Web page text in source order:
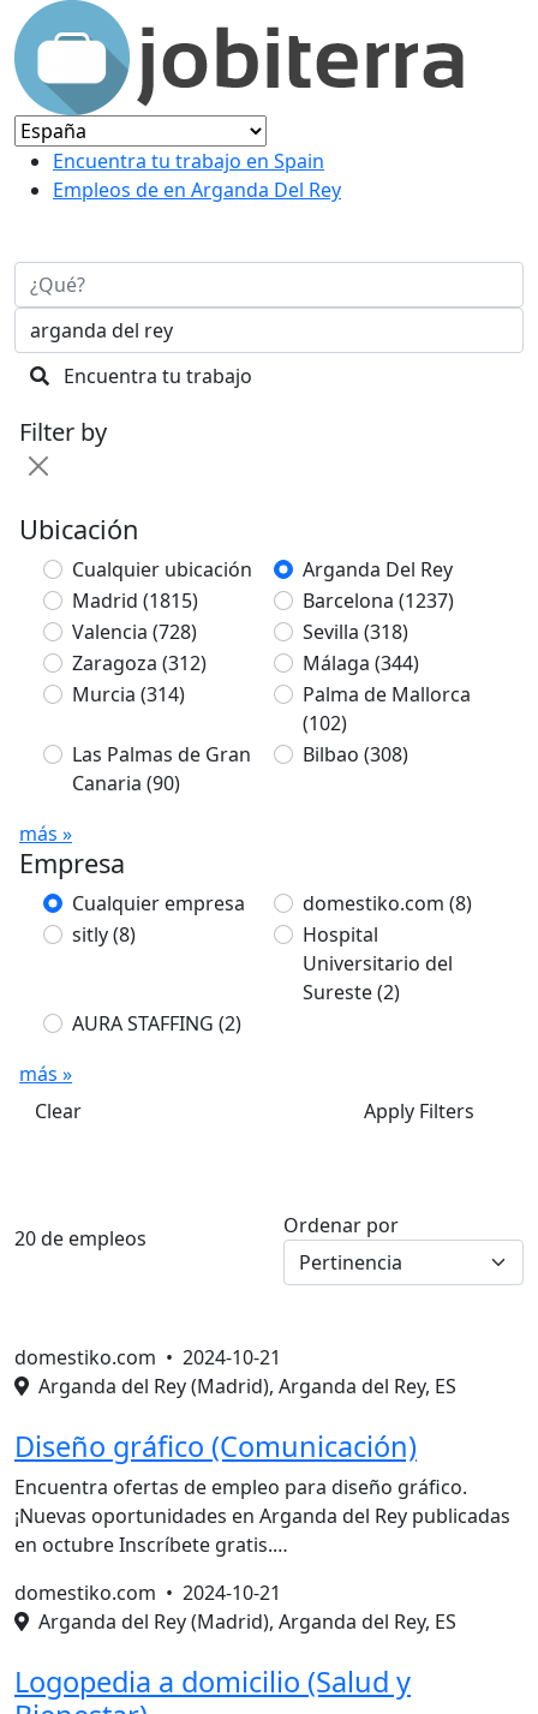
Encuentra tu trabajo en Spain
Empleos de en Arganda Del Rey
Encuentra tu trabajo
Filter by
Ubicación
Cualquier ubicación
Arganda Del Rey
Madrid (1815) Barcelona (1237)
Valencia (728) Sevilla (318)
Zaragoza (312) Málaga (344)
Murcia (314)
Palma de Mallorca
(102)
Las Palmas de Gran
Canaria (90)
Bilbao (308)
más »
Empresa
Cualquier empresa domestiko.com (8)
sitly(8)
Hospital
Universitario del
Sureste(2)
AURA STAFFING (2)
más »
Clear
Apply Filters
20 de empleos Ordenar por
domestiko.com • 2024-10-21
Arganda del Rey (Madrid), Arganda del Rey, ES
Diseño gráfico (Comunicación)
Encuentra ofertas de empleo para diseño gráfico.
¡Nuevas oportunidades en Arganda del Rey publicadas
en octubre Inscríbete gratis.…
domestiko.com • 2024-10-21
Arganda del Rey (Madrid), Arganda del Rey, ES
Logopedia a domicilio (Salud y